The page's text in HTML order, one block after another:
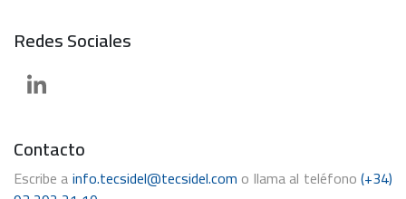
Redes Sociales
Contacto
Escribe ainfo.tecsidel@tecsidel.com o llama al teléfono(+34)